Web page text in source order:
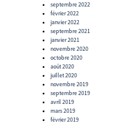
septembre 2022
février 2022
janvier 2022
septembre 2021
janvier 2021
novembre 2020
octobre 2020
août 2020
juillet 2020
novembre 2019
septembre 2019
avril 2019
mars 2019
février 2019